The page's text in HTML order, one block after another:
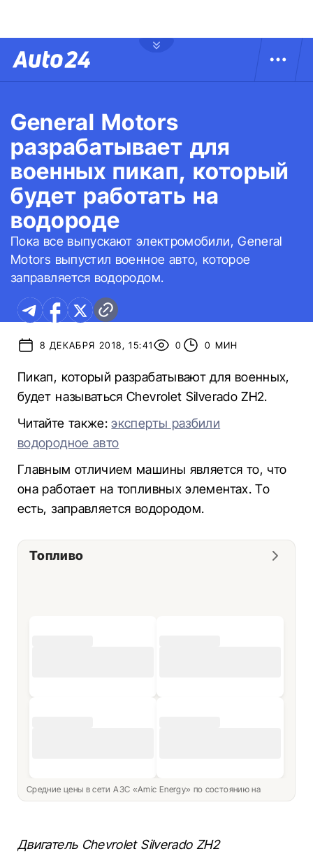
General Motors
разрабатывает для
военных пикап, который
будет работать на
водороде
Пока все выпускают электромобили, General
Motors выпустил военное авто, которое
заправляется водородом.
8 ДЕКАБРЯ 2018, 15:41 0 0 МИН
Пикап, который разрабатывают для военных,
будет называться Chevrolet Silverado ZH2.
Читайте также:эксперты разбили
водородное авто
Главным отличием машины является то, что
она работает на топливных элементах. То
есть, заправляется водородом.
Топливо
Средние цены в сети АЗС «Amic Energy» по состоянию на
Двигатель Chevrolet Silverado ZH2